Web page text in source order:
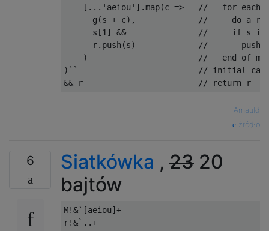
[... 'aeiou' ].map(c =>
//   for each
      g
(s + c),
//     do a
      s
[1 ] &&
//     if s is
      r
. push (s)
//       push
)
//   end of
)``
// initial
&& r // return r
Arnauld
źródło
6 Siatkówka , 23 20
bajtów
M!&`[aeiou]+